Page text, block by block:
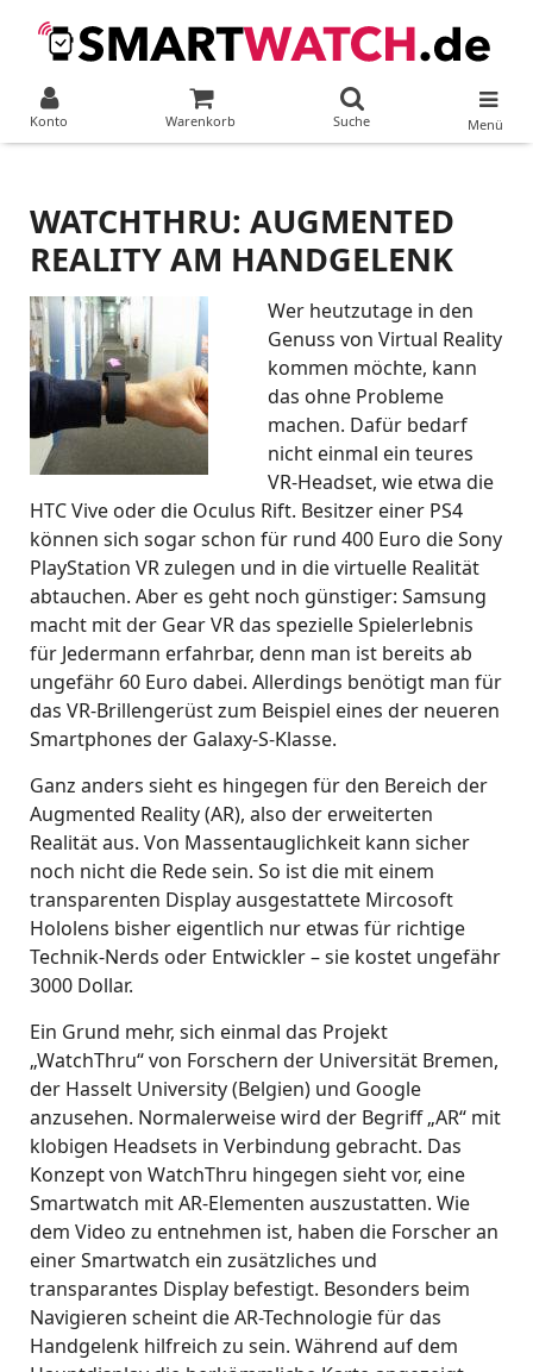
Konto Warenkorb Suche Menü
WATCHTHRU: AUGMENTED
REALITY AM HANDGELENK
Wer heutzutage in den
Genuss von Virtual Reality
kommen möchte, kann
das ohne Probleme
machen. Dafür bedarf
nicht einmal ein teures
VR-Headset, wie etwa die
HTC Vive oder die Oculus Rift. Besitzer einer PS4
können sich sogar schon für rund 400 Euro die Sony
PlayStation VR zulegen und in die virtuelle Realität
abtauchen. Aber es geht noch günstiger: Samsung
macht mit der Gear VR das spezielle Spielerlebnis
für Jedermann erfahrbar, denn man ist bereits ab
ungefähr 60 Euro dabei. Allerdings benötigt man für
das VR-Brillengerüst zum Beispiel eines der neueren
Smartphones der Galaxy-S-Klasse.
Ganz anders sieht es hingegen für den Bereich der
Augmented Reality (AR), also der erweiterten
Realität aus. Von Massentauglichkeit kann sicher
noch nicht die Rede sein. So ist die mit einem
transparenten Display ausgestattete Mircosoft
Hololens bisher eigentlich nur etwas für richtige
Technik-Nerds oder Entwickler – sie kostet ungefähr
3000 Dollar.
Ein Grund mehr, sich einmal das Projekt
„WatchThru“ von Forschern der Universität Bremen,
der Hasselt University (Belgien) und Google
anzusehen. Normalerweise wird der Begriff „AR“ mit
klobigen Headsets in Verbindung gebracht. Das
Konzept von WatchThru hingegen sieht vor, eine
Smartwatch mit AR-Elementen auszustatten. Wie
dem Video zu entnehmen ist, haben die Forscher an
einer Smartwatch ein zusätzliches und
transparantes Display befestigt. Besonders beim
Navigieren scheint die AR-Technologie für das
Handgelenk hilfreich zu sein. Während auf dem